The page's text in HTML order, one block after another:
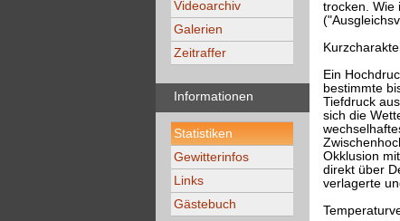
Videoarchiv
Galerien
Zeitraffer
Informationen
Statistiken
Gewitterinfos
Links
Gästebuch
trocken. Wie
Ein
bestimmte
Tiefdruck
sich die
Okklusion
direkt über
verlagerte